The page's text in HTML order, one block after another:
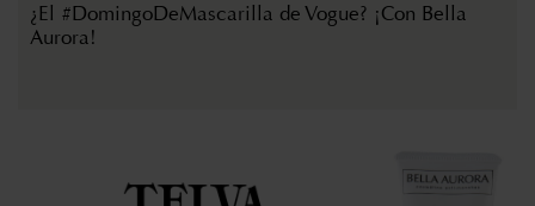
¿El #DomingoDeMascarilla de Vogue? ¡Con Bella
Aurora!